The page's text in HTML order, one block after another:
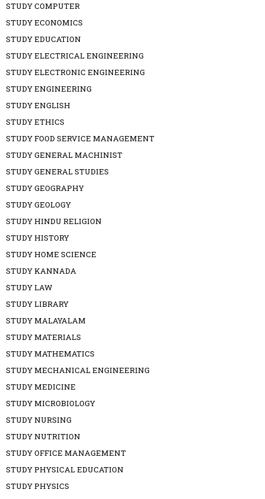
STUDY COMPUTER
STUDY ECONOMICS
STUDY EDUCATION
STUDY ELECTRICAL ENGINEERING
STUDY ELECTRONIC ENGINEERING
STUDY ENGINEERING
STUDY ENGLISH
STUDY ETHICS
STUDY FOOD SERVICE MANAGEMENT
STUDY GENERAL MACHINIST
STUDY GENERAL STUDIES
STUDY GEOGRAPHY
STUDY GEOLOGY
STUDY HINDU RELIGION
STUDY HISTORY
STUDY HOME SCIENCE
STUDY KANNADA
STUDY LAW
STUDY LIBRARY
STUDY MALAYALAM
STUDY MATERIALS
STUDY MATHEMATICS
STUDY MECHANICAL ENGINEERING
STUDY MEDICINE
STUDY MICROBIOLOGY
STUDY NURSING
STUDY NUTRITION
STUDY OFFICE MANAGEMENT
STUDY PHYSICAL EDUCATION
STUDY PHYSICS